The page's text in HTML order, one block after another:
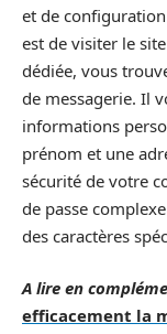
et de
est de visiter le
dédiée, vous
de messagerie. Il
informations
prénom et une
sécurité de votre
de passe
des caractères
A lire en
efficacement la